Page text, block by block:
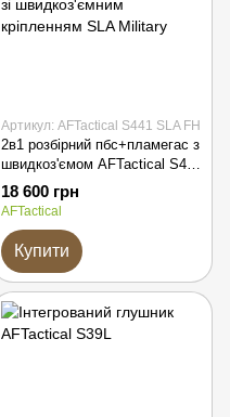
Артикул: AFTactical S441 SLA FH
2в1 розбірний пбс+пламегас з
швидкоз'ємом AFTactical S441
SLA FH
18 600 грн
AFTactical
Купити